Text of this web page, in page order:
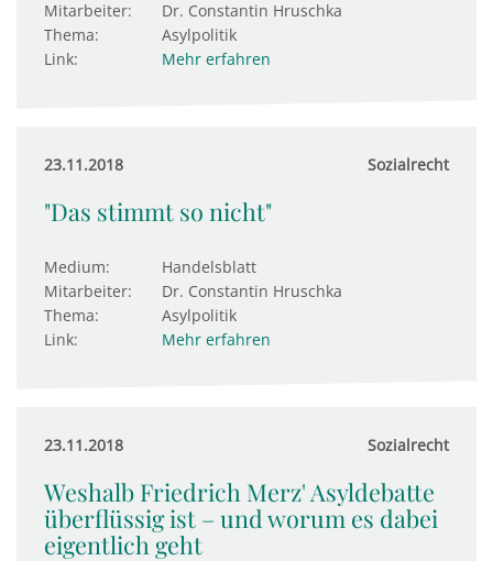
Mitarbeiter:
Dr. Constantin Hruschka
Thema:
Asylpolitik
Link:
Mehr erfahren
23.11.2018 Sozialrecht
"Das stimmt so nicht"
Medium:
Handelsblatt
Mitarbeiter:
Dr. Constantin Hruschka
Thema:
Asylpolitik
Link:
Mehr erfahren
23.11.2018 Sozialrecht
Weshalb Friedrich Merz' Asyldebatte
überflüssig ist – und worum es dabei
eigentlich geht